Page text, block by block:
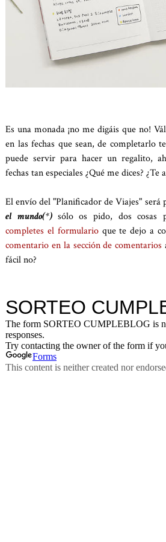
Es una monada ¡no me digáis que no!
en las fechas que sean, de completarlo
puede servir para hacer un regalito,
fechas tan especiales ¿Qué me dices? ¿Te
El envío del "Planificador de Viajes"
el mundo(*) sólo os pido, dos cosas
completes el formularioque te dejo a
comentario en la sección de comentarios
fácil no?